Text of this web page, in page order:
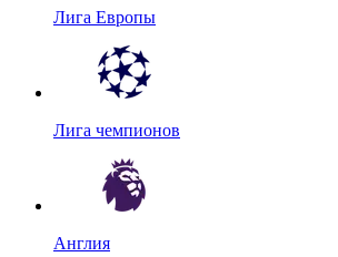
Лига Европы
Лига чемпионов
Англия